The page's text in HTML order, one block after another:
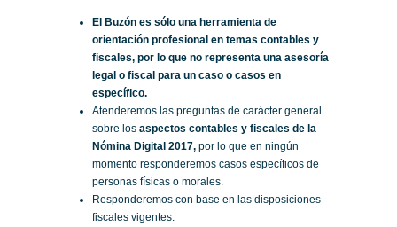
El Buzón es sólo una herramienta de
orientación profesional en temas contables y
fiscales, por lo que no representa una asesoría
legal o fiscal para un caso o casos en
específico.
Atenderemos las preguntas de carácter general
sobre los aspectos contables y fiscales de la
Nómina Digital 2017, por lo que en ningún
momento responderemos casos específicos de
personas físicas o morales.
Responderemos con base en las disposiciones
fiscales vigentes.